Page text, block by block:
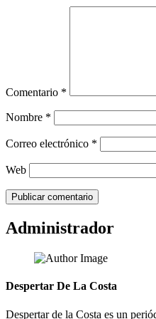
Comentario *
Nombre *
Correo electrónico *
Web
Administrador
Despertar De La Costa
Despertar de la Costa es un